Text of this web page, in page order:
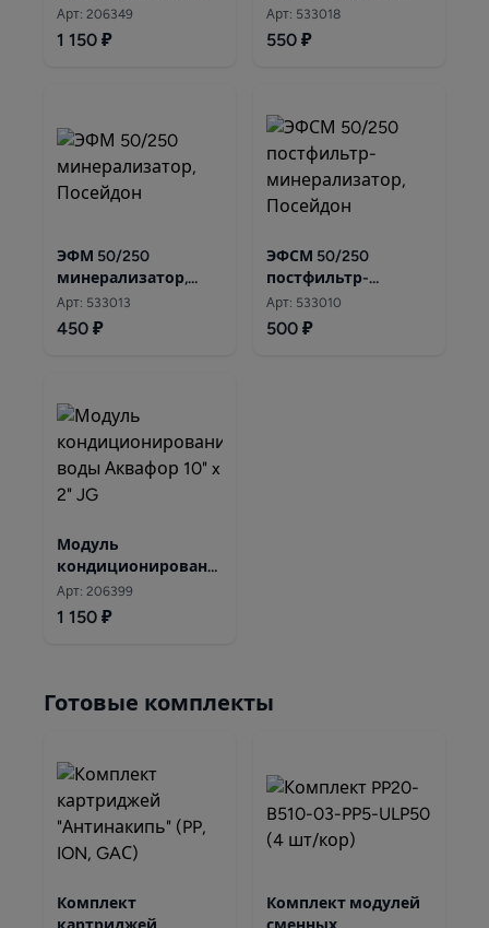
Аквафор 10" x 2" JG
Арт: 206349
1 150 ₽
Посейдон
Арт: 533018
550 ₽
ЭФМ 50/250
минерализатор,
Посейдон
Арт: 533013
450 ₽
ЭФСМ 50/250
постфильтр-
минерализатор,
Посейдон
Арт: 533010
500 ₽
Модуль
кондиционирования
воды Аквафор 10" x
2" JG
Арт: 206399
1 150 ₽
Готовые комплекты
Комплект
Комплект модулей